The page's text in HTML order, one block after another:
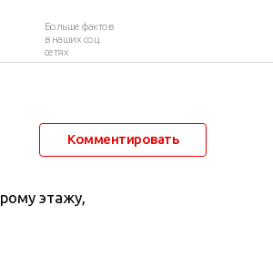
Больше фактов
в наших соц.
сетях
Комментировать
этажу,